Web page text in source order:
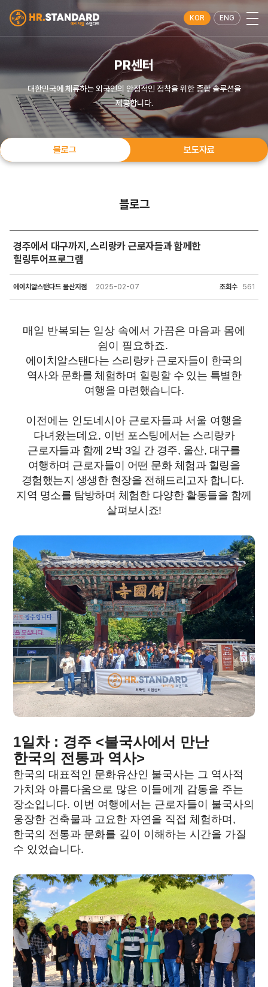
KOR ENG
PR센터
대한민국에 체류하는 외국인의 안정적인 정착을 위한 종합 솔루션을
제공합니다.
블로그 보도자료
블로그
경주에서 대구까지, 스리랑카 근로자들과 함께한
힐링투어프로그램
에이치알스탠다드 울산지점 2025-02-07 조회수 561
매일 반복되는 일상 속에서 가끔은 마음과 몸에
쉼이 필요하죠.
에이치알스탠다는 스리랑카 근로자들이 한국의
역사와 문화를 체험하며 힐링할 수 있는 특별한
여행을 마련했습니다.
이전에는 인도네시아 근로자들과 서울 여행을
다녀왔는데요, 이번 포스팅에서는 스리랑카
근로자들과 함께 2박 3일 간 경주, 울산, 대구를
여행하며 근로자들이 어떤 문화 체험과 힐링을
경험했는지 생생한 현장을 전해드리고자 합니다.
지역 명소를 탐방하며 체험한 다양한 활동들을 함께
살펴보시죠!
1일차 : 경주 <불국사에서 만난
한국의 전통과 역사>
한국의 대표적인 문화유산인 불국사는 그 역사적
가치와 아름다움으로 많은 이들에게 감동을 주는
장소입니다. 이번 여행에서는 근로자들이 불국사의
웅장한 건축물과 고요한 자연을 직접 체험하며,
한국의 전통과 문화를 깊이 이해하는 시간을 가질
수 있었습니다.